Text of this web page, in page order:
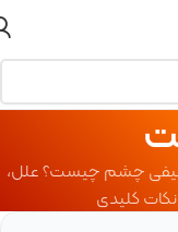
چشم چیست؟ علل،
کلیدی